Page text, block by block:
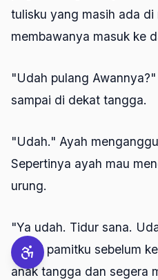
tulisku yang masih ada di
membawanya masuk ke
"Udah pulang
sampai di dekat tangga.
"Udah." Ayah
Sepertinya ayah mau
urung.
"Ya udah. Tidur sana.
dulu," pamitku sebelum
anak tangga dan segera